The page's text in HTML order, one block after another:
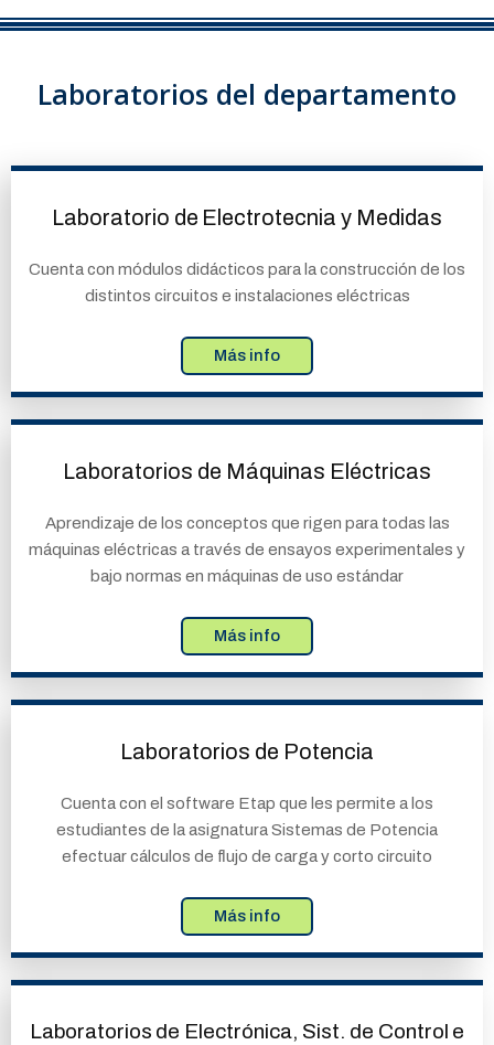
Laboratorios del departamento
Laboratorio de Electrotecnia y Medidas
Cuenta con módulos didácticos para la construcción de los
distintos circuitos e instalaciones eléctricas
Más info
Laboratorios de Máquinas Eléctricas
Aprendizaje de los conceptos que rigen para todas las
máquinas eléctricas a través de ensayos experimentales y
bajo normas en máquinas de uso estándar
Más info
Laboratorios de Potencia
Cuenta con el software Etap que les permite a los
estudiantes de la asignatura Sistemas de Potencia
efectuar cálculos de flujo de carga y corto circuito
Más info
Laboratorios de Electrónica, Sist. de Control e